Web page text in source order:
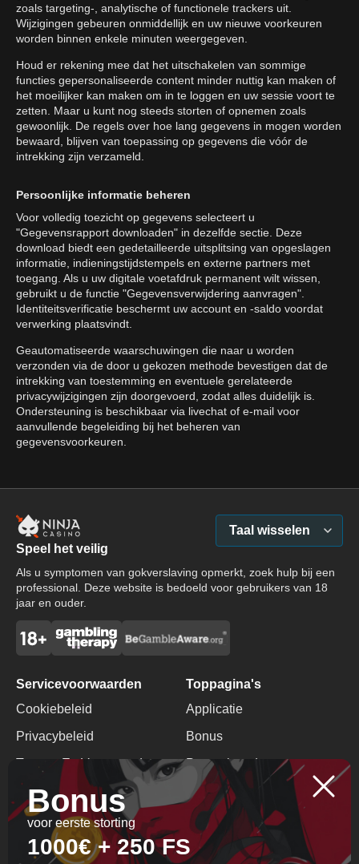
zoals targeting-, analytische of functionele trackers uit.
Wijzigingen gebeuren onmiddellijk en uw nieuwe voorkeuren
worden binnen enkele minuten weergegeven.
Houd er rekening mee dat het uitschakelen van sommige
functies gepersonaliseerde content minder nuttig kan maken of
het moeilijker kan maken om in te loggen en uw sessie voort te
zetten. Maar u kunt nog steeds storten of opnemen zoals
gewoonlijk. De regels over hoe lang gegevens in mogen worden
bewaard, blijven van toepassing op gegevens die vóór de
intrekking zijn verzameld.
Persoonlijke informatie beheren
Voor volledig toezicht op gegevens selecteert u
"Gegevensrapport downloaden" in dezelfde sectie. Deze
download biedt een gedetailleerde uitsplitsing van opgeslagen
informatie, indieningstijdstempels en externe partners met
toegang. Als u uw digitale voetafdruk permanent wilt wissen,
gebruikt u de functie "Gegevensverwijdering aanvragen".
Identiteitsverificatie beschermt uw account en -saldo voordat
verwerking plaatsvindt.
Geautomatiseerde waarschuwingen die naar u worden
verzonden via de door u gekozen methode bevestigen dat de
intrekking van toestemming en eventuele gerelateerde
privacywijzigingen zijn doorgevoerd, zodat alles duidelijk is.
Ondersteuning is beschikbaar via livechat of e-mail voor
aanvullende begeleiding bij het beheren van
gegevensvoorkeuren.
Bonus
voor eerste storting
1000€ + 250 FS
Speel het veilig
Als u symptomen van gokverslaving opmerkt, zoek hulp bij een
professional. Deze website is bedoeld voor gebruikers van 18
jaar en ouder.
Taal wisselen
Servicevoorwaarden
Cookiebeleid
Privacybeleid
Termen En Voorwaarden
Verantwoord Gokken
Toppagina's
Applicatie
Bonus
Promotiecode
Geen Stortingsbonus
Contacten
+357 29 700715